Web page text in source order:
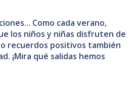
Como cada verano,
los niños y niñas disfruten de
recuerdos positivos también
¡Mira qué salidas hemos